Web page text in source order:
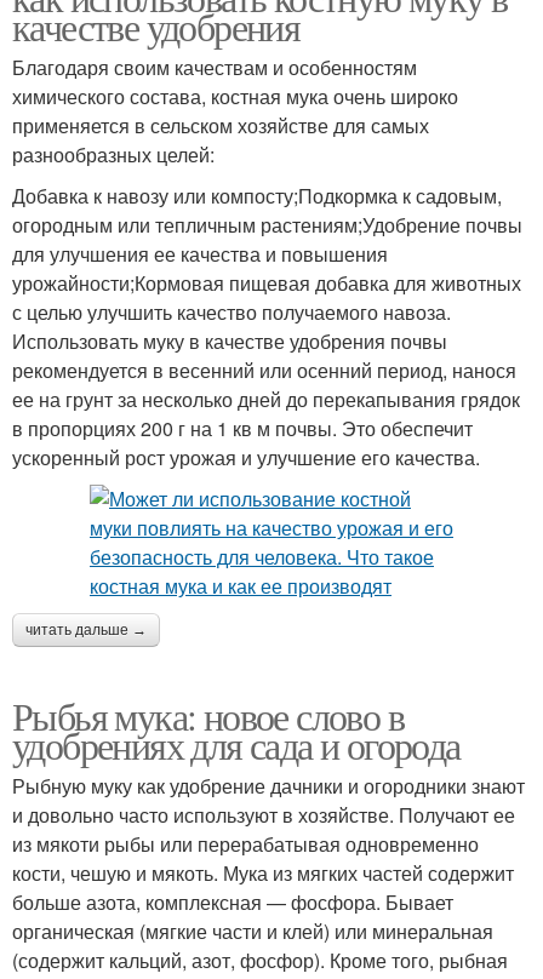
качестве удобрения
Благодаря своим качествам и особенностям
химического состава, костная мука очень широко
применяется в сельском хозяйстве для самых
разнообразных целей:
Добавка к навозу или компосту;Подкормка к садовым,
огородным или тепличным растениям;Удобрение почвы
для улучшения ее качества и повышения
урожайности;Кормовая пищевая добавка для животных
с целью улучшить качество получаемого навоза.
Использовать муку в качестве удобрения почвы
рекомендуется в весенний или осенний период, нанося
ее на грунт за несколько дней до перекапывания грядок
в пропорциях 200 г на 1 кв м почвы. Это обеспечит
ускоренный рост урожая и улучшение его качества.
читать дальше →
Рыбья мука: новое слово в
удобрениях для сада и огорода
Рыбную муку как удобрение дачники и огородники знают
и довольно часто используют в хозяйстве. Получают ее
из мякоти рыбы или перерабатывая одновременно
кости, чешую и мякоть. Мука из мягких частей содержит
больше азота, комплексная — фосфора. Бывает
органическая (мягкие части и клей) или минеральная
(содержит кальций, азот, фосфор). Кроме того, рыбная